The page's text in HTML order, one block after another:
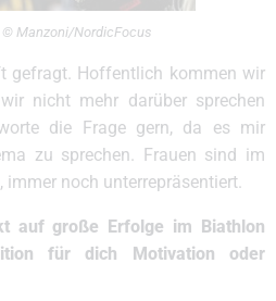
© Manzoni/NordicFocus
gefragt. Hoffentlich kommen wir
nicht mehr darüber sprechen
die Frage gern, da es mir
zu sprechen. Frauen sind im
immer noch unterrepräsentiert.
auf große Erfolge im Biathlon
für dich Motivation oder